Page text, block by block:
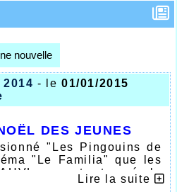
nouvelle
- le 01/01/2015
DES JEUNES
"Les Pingouins de
"Le Familia" que les
se sont retrouvés le
au stade Wancquet au
Lire la suite